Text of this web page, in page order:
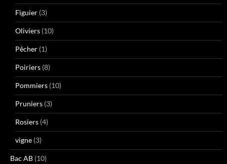
Figuier (3)
Oliviers (10)
Pêcher (1)
Poiriers (8)
Pommiers (10)
Pruniers (3)
Rosiers (4)
vigne (3)
Bac AB (10)